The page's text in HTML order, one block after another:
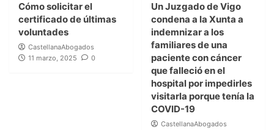
Cómo solicitar el
certificado de últimas
voluntades
CastellanaAbogados
11 marzo, 2025
0
Un Juzgado de Vigo
condena a la Xunta a
indemnizar a los
familiares de una
paciente con cáncer
que falleció en el
hospital por impedirles
visitarla porque tenía la
COVID-19
CastellanaAbogados